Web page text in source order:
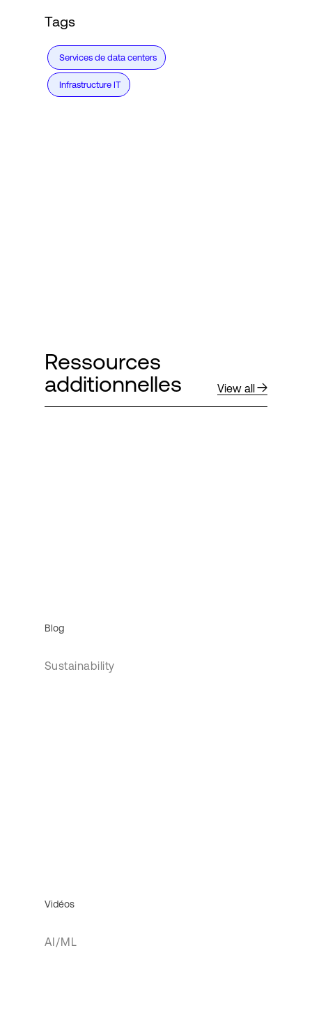
Tags
Services de data centers
Infrastructure IT
Ressources
additionnelles
View all
Blog
Sustainability
Vidéos
AI/ML